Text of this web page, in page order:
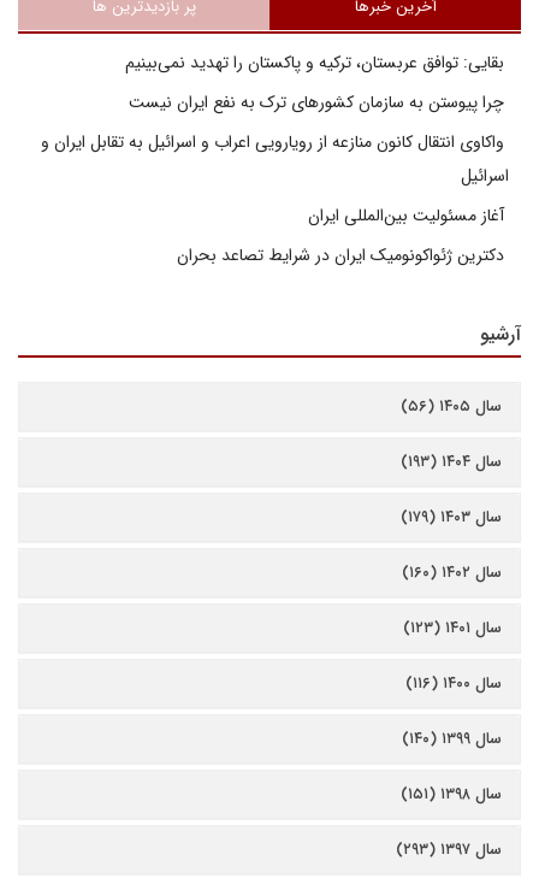
آخرین خبرها پر بازدیدترین ها
بقایی: توافق عربستان، ترکیه و پاکستان را تهدید نمی‌بینیم
چرا پیوستن به سازمان کشورهای ترک به نفع ایران نیست
واکاوی انتقال کانون منازعه از رویارویی اعراب و اسرائیل به تقابل ایران و
اسرائیل
آغاز مسئولیت بین‌المللی ایران
دکترین ژئواکونومیک ایران در شرایط تصاعد بحران
آرشیو
سال ۱۴۰۵ (۵۶)
سال ۱۴۰۴ (۱۹۳)
سال ۱۴۰۳ (۱۷۹)
سال ۱۴۰۲ (۱۶۰)
سال ۱۴۰۱ (۱۲۳)
سال ۱۴۰۰ (۱۱۶)
سال ۱۳۹۹ (۱۴۰)
سال ۱۳۹۸ (۱۵۱)
سال ۱۳۹۷ (۲۹۳)